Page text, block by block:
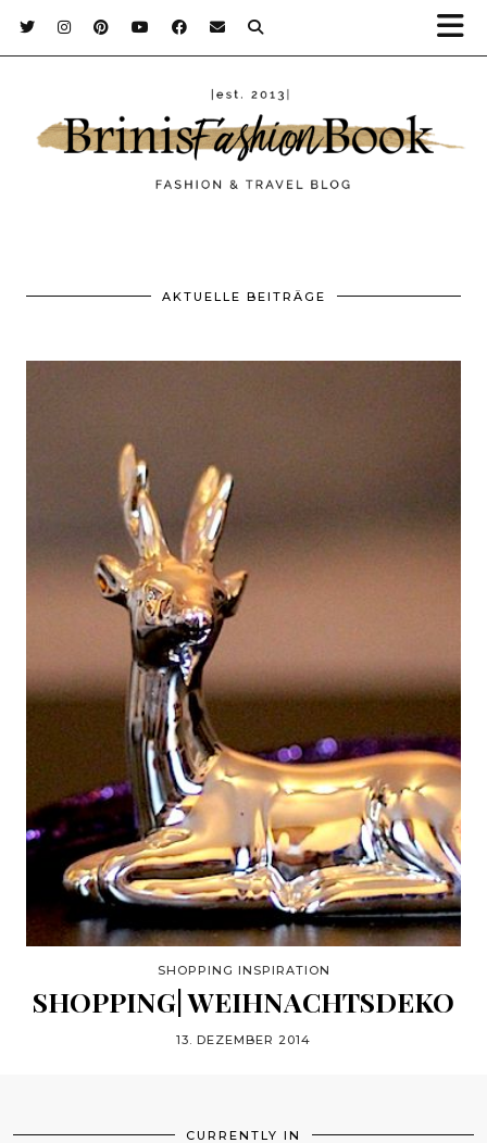
AKTUELLE BEITRÄGE
SHOPPING INSPIRATION
SHOPPING| WEIHNACHTSDEKO
13. DEZEMBER 2014
CURRENTLY IN